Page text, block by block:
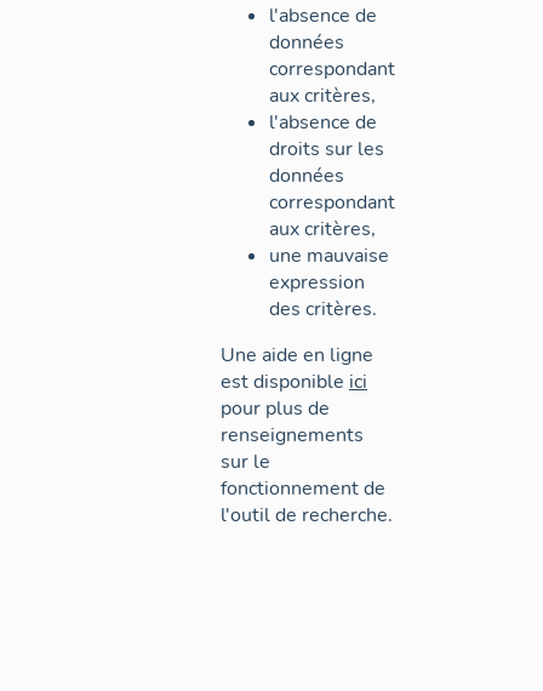
l'absence de
données
correspondant
aux critères,
l'absence de
droits sur les
données
correspondant
aux critères,
une mauvaise
expression
des critères.
Une aide en ligne
est disponible ici
pour plus de
renseignements
sur le
fonctionnement de
l'outil de recherche.